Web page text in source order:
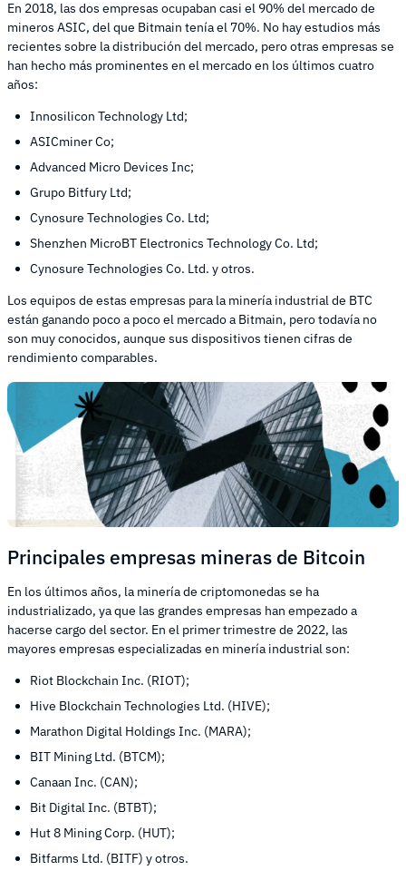
En 2018, las dos empresas ocupaban casi el 90% del mercado de
mineros ASIC, del que Bitmain tenía el 70%. No hay estudios más
recientes sobre la distribución del mercado, pero otras empresas se
han hecho más prominentes en el mercado en los últimos cuatro
años:
Innosilicon Technology Ltd;
ASICminer Co;
Advanced Micro Devices Inc;
Grupo Bitfury Ltd;
Cynosure Technologies Co. Ltd;
Shenzhen MicroBT Electronics Technology Co. Ltd;
Cynosure Technologies Co. Ltd. y otros.
Los equipos de estas empresas para la minería industrial de BTC
están ganando poco a poco el mercado a Bitmain, pero todavía no
son muy conocidos, aunque sus dispositivos tienen cifras de
rendimiento comparables.
Principales empresas mineras de Bitcoin
En los últimos años, la minería de criptomonedas se ha
industrializado, ya que las grandes empresas han empezado a
hacerse cargo del sector. En el primer trimestre de 2022, las
mayores empresas especializadas en minería industrial son:
Riot Blockchain Inc. (RIOT);
Hive Blockchain Technologies Ltd. (HIVE);
Marathon Digital Holdings Inc. (MARA);
BIT Mining Ltd. (BTCM);
Canaan Inc. (CAN);
Bit Digital Inc. (BTBT);
Hut 8 Mining Corp. (HUT);
Bitfarms Ltd. (BITF) y otros.